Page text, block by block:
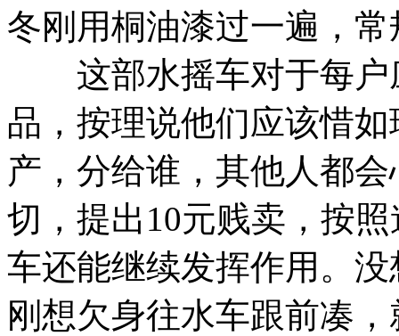
冬刚用桐油漆过一遍，
这部水摇车对于每户
品，按理说他们应该惜
产，分给谁，其他人都
切，提出10元贱卖，按
车还能继续发挥作用。
刚想欠身往水车跟前凑